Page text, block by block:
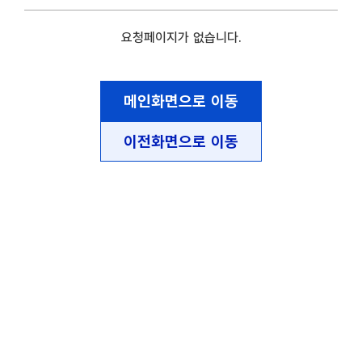
요청페이지가 없습니다.
메인화면으로 이동
이전화면으로 이동